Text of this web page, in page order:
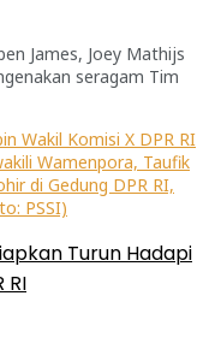
James, Joey Mathijs
seragam Tim
Turun Hadapi
RI